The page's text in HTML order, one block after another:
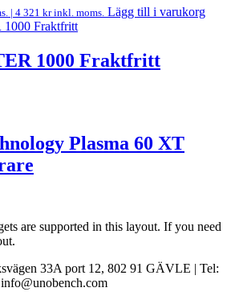
| 4 321 krinkl. moms. Lägg till i varukorg
1000 Fraktfritt
Plasma 60 XT
are supported in this layout. If you need
33A port 12, 802 91 GÄVLE | Tel: